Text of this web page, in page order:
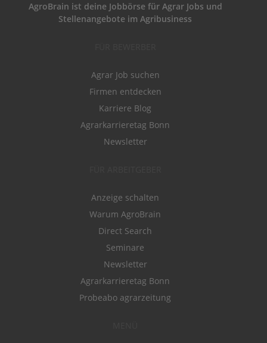
AgroBrain ist deine Jobbörse für Agrar Jobs und
Stellenangebote im Agribusiness
Agrar Job suchen
Firmen entdecken
Karriere Blog
Agrarkarrieretag Bonn
Newsletter
Anzeige schalten
Warum AgroBrain
Direct Search
Seminare
Newsletter
Agrarkarrieretag Bonn
Probeabo agrarzeitung